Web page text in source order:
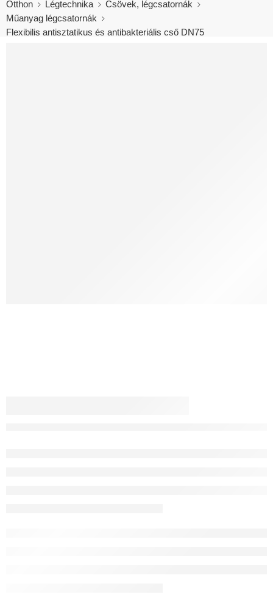
Otthon Légtechnika
Csövek, légcsatornák
Műanyag légcsatornák
Flexibilis antisztatikus és antibakteriális cső DN75